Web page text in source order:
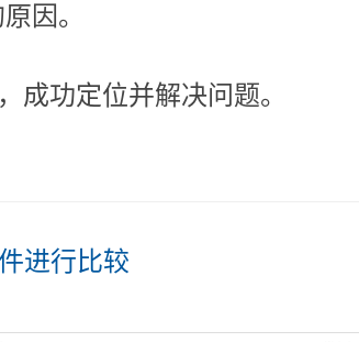
因。
功定位并解决问题。
进行比较